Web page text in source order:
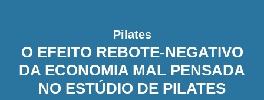
Pilates
O EFEITO REBOTE-NEGATIVO
DA ECONOMIA MAL PENSADA
NO ESTÚDIO DE PILATES